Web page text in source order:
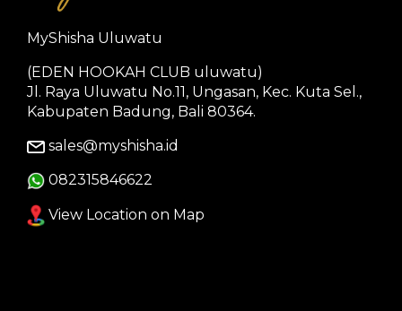
MyShisha Uluwatu
(EDEN HOOKAH CLUB uluwatu)
Jl. Raya Uluwatu No.11, Ungasan, Kec. Kuta Sel.,
Kabupaten Badung, Bali 80364.
sales@myshisha.id
082315846622
View Location on Map